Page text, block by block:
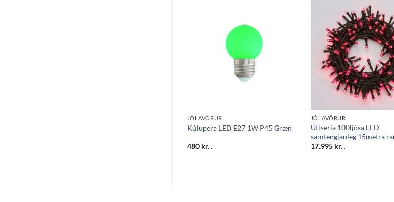
JÓLAVÖRUR
Kúlupera LED E27 1W P45 Græn
480 kr. .-
JÓLAVÖRUR
Útisería 100ljósa LED
samtengjanleg 15metra
17.995 kr. .-